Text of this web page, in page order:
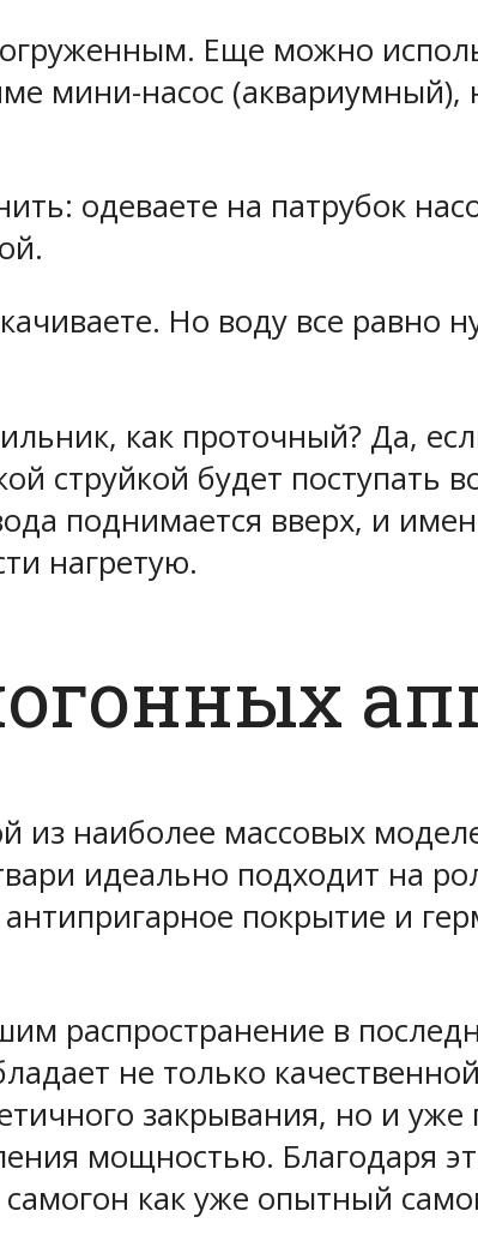
Еще можно
мини-насос (аквариумный),
одеваете на патрубок
Но воду все равно
как проточный? Да,
струйкой будет поступать
поднимается вверх, и
нагретую.
из наиболее массовых
идеально подходит на
покрытие и
распространение в
не только
закрывания, но и уже
мощностью. Благодаря
как уже опытный